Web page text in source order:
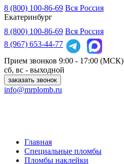
8 (800) 100-86-69 Вся Россия
Екатеринбург
8 (800) 100-86-69 Вся Россия
8 (967) 653-44-77
Прием звонков 9:00 - 17:00 (МСК)
сб, вс - выходной
заказать звонок
info@mrplomb.ru
Главная
Специальные пломбы
Пломбы наклейки